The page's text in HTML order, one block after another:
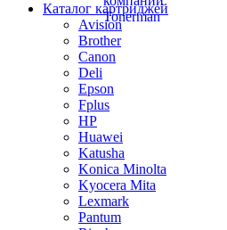
Каталог картриджей
Avision
Brother
Canon
Deli
Epson
Fplus
HP
Huawei
Katusha
Konica Minolta
Kyocera Mita
Lexmark
Pantum